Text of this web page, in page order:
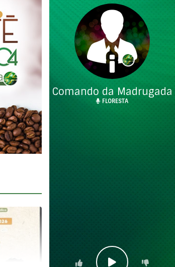
Comando da Madrugada
FLORESTA